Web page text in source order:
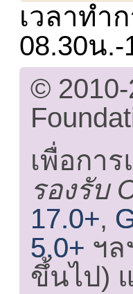
เวลาทำ
08.30น.-
© 2010-
เพื่อกา
รองรับ
17.0+,
5.0+ ฯ
ขึ้นไป)